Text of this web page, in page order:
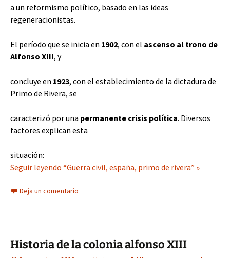
a un reformismo político, basado en las ideas
regeneracionistas.
El período que se inicia en 1902, con el ascenso al trono de
Alfonso XIII, y
concluye en 1923, con el establecimiento de la dictadura de
Primo de Rivera, se
caracterizó por una permanente crisis política. Diversos
factores explican esta
situación:
Seguir leyendo “Guerra civil, españa, primo de rivera” »
Deja un comentario
Historia de la colonia alfonso XIII